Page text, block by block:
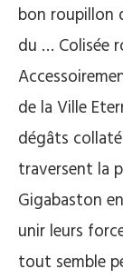
bon roupillon
du … Colisée
de la Ville
dégâts
traversent la
Gigabaston
unir leurs
tout semble